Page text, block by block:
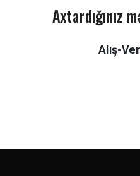
Axtardığınız
Alış-